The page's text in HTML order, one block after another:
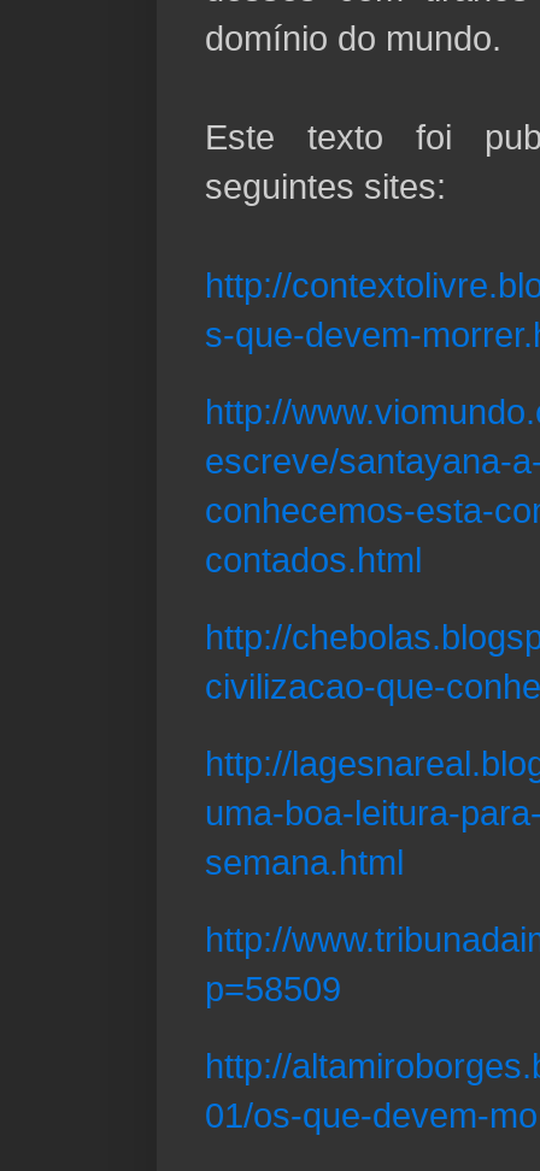
domínio do mundo.
Este texto foi
seguintes sites:
http://
s-que-devem-
http://
escreve/santayana-
conhecemos-esta-
contados.html
http://
civilizacao-que-
http://
uma-boa-leitura-
semana.html
http://
p=58509
http://
01/os-que-devem-